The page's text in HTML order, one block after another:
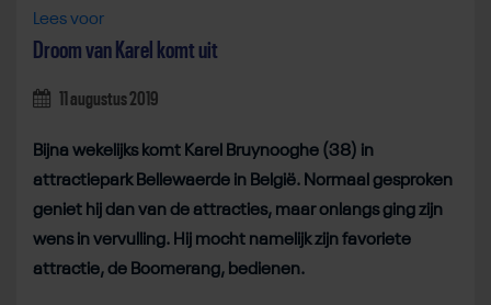
Lees voor
Droom van Karel komt uit
11 augustus 2019
Bijna wekelijks komt Karel Bruynooghe (38) in
attractiepark Bellewaerde in België. Normaal gesproken
geniet hij dan van de attracties, maar onlangs ging zijn
wens in vervulling. Hij mocht namelijk zijn favoriete
attractie, de Boomerang, bedienen.